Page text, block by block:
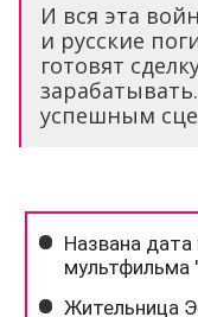
И вся эта
и русские
готовят
успешным